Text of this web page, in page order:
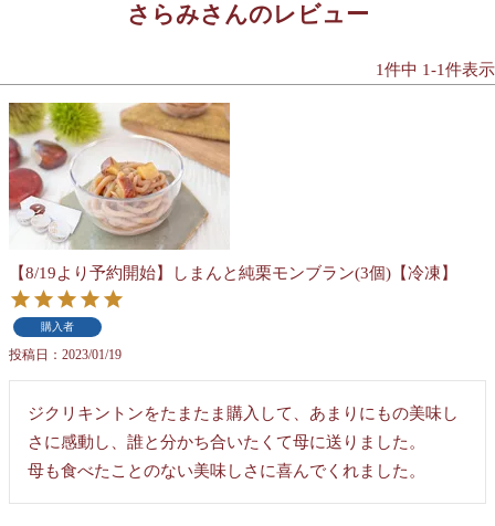
さらみさんのレビュー
1件中 1-1件表示
【8/19より予約開始】しまんと純栗モンブラン(3個)【冷凍】
購入者
投稿日 2023/01/19
ジクリキントンをたまたま購入して、あまりにもの美味し
さに感動し、誰と分かち合いたくて母に送りました。
母も食べたことのない美味しさに喜んでくれました。